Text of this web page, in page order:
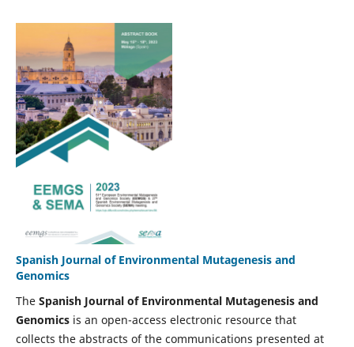
Spanish Journal of Environmental Mutagenesis and
Genomics
The Spanish Journal of Environmental Mutagenesis and
Genomicsis an open-access electronic resource that
collects the abstracts of the communications presented at